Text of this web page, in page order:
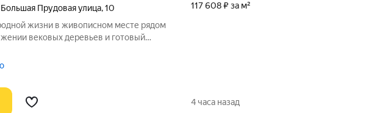
Большая Прудовая улица,10
жизни в живописном месте рядом
вековых деревьев и готовый
117 608 ₽ за м²
4 часа назад